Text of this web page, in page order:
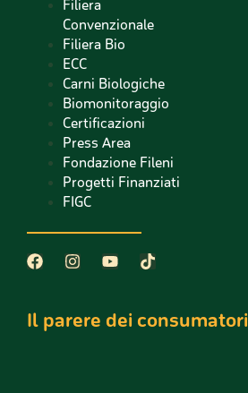
Filiera
Convenzionale
Filiera Bio
ECC
Carni Biologiche
Biomonitoraggio
Certificazioni
Press Area
Fondazione Fileni
Progetti Finanziati
FIGC
Il parere dei consumatori